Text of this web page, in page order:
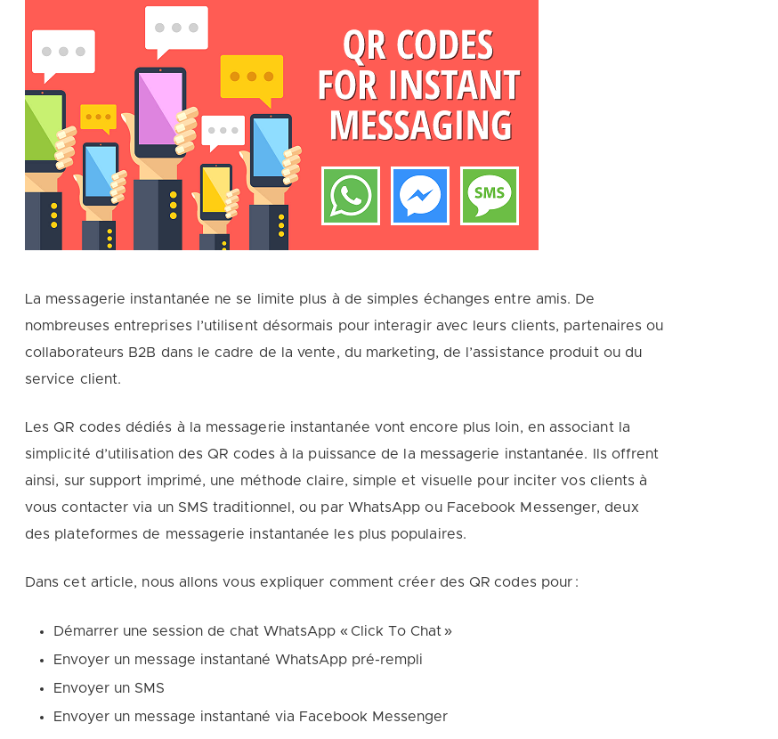
La messagerie instantanée ne se limite plus à de simples échanges entre amis. De
nombreuses entreprises l’utilisent désormais pour interagir avec leurs clients, partenaires ou
collaborateurs B2B dans le cadre de la vente, du marketing, de l’assistance produit ou du
service client.
Les QR codes dédiés à la messagerie instantanée vont encore plus loin, en associant la
simplicité d’utilisation des QR codes à la puissance de la messagerie instantanée. Ils offrent
ainsi, sur support imprimé, une méthode claire, simple et visuelle pour inciter vos clients à
vous contacter via un SMS traditionnel, ou par WhatsApp ou Facebook Messenger, deux
des plateformes de messagerie instantanée les plus populaires.
Dans cet article, nous allons vous expliquer comment créer des QR codes pour :
Démarrer une session de chat WhatsApp « Click To Chat »
Envoyer un message instantané WhatsApp pré-rempli
Envoyer un SMS
Envoyer un message instantané via Facebook Messenger